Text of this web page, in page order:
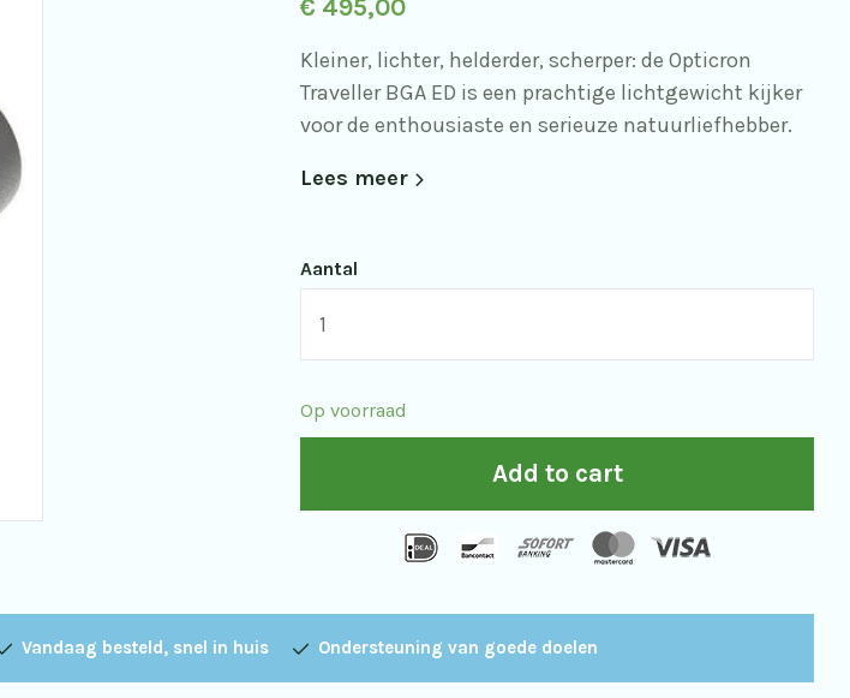
€ 495,00
Kleiner, lichter, helderder, scherper: de Opticron
Traveller BGA ED is een prachtige lichtgewicht kijker
voor de enthousiaste en serieuze natuurliefhebber.
Lees meer
Aantal
ED
Op voorraad
Add to cart
Vandaag besteld, snel in huis Ondersteuning van goede doelen